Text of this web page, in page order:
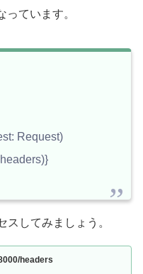
ています。
Request)
してみましょう。
headers